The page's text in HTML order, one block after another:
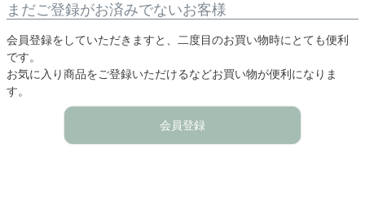
まだご登録がお済みでないお客様
会員登録をしていただきますと、二度目のお買い物時にとても便利
です。
お気に入り商品をご登録いただけるなどお買い物が便利になりま
す。
会員登録